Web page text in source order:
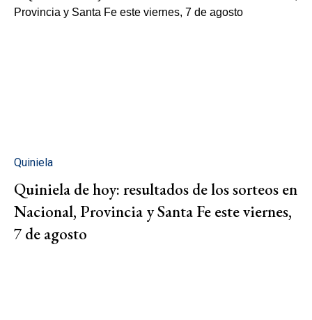
Quiniela
Quiniela de hoy: resultados de los sorteos en
Nacional, Provincia y Santa Fe este viernes,
7 de agosto